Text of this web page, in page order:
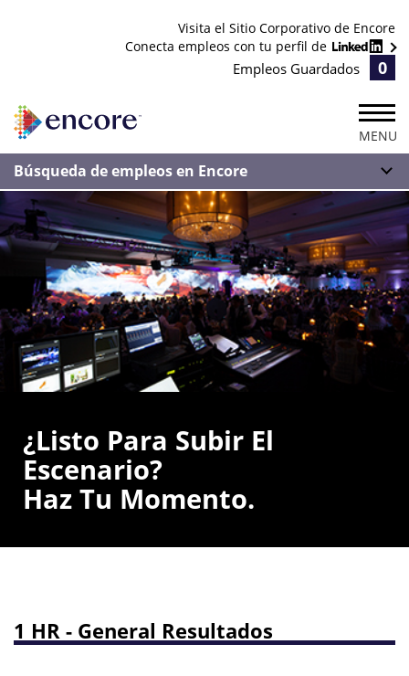
Visita el Sitio Corporativo de Encore
Conecta empleos con tu perfil de
Empleos Guardados 0
MENU
Búsqueda de empleos en Encore
¿Listo Para Subir El
Escenario?
Haz Tu Momento.
1 HR - General Resultados